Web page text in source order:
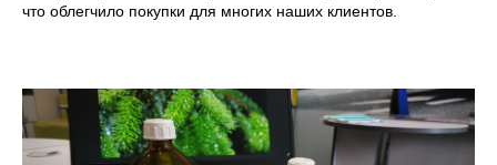
что облегчило покупки для многих наших клиентов.